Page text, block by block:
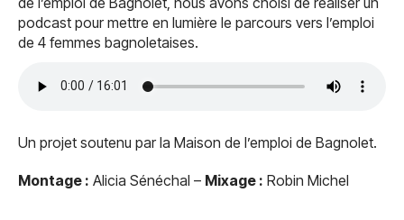
podcast pour mettre en lumière le parcours vers l’emploi
de 4 femmes bagnoletaises.
Un projet soutenu par la Maison de l’emploi de Bagnolet.
Montage : Alicia Sénéchal – Mixage : Robin Michel